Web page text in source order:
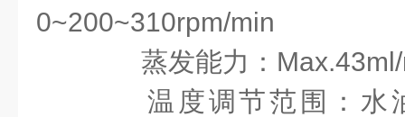
0~200~310rpm/min
蒸发能力：Max.43ml/
温度调节范围：水